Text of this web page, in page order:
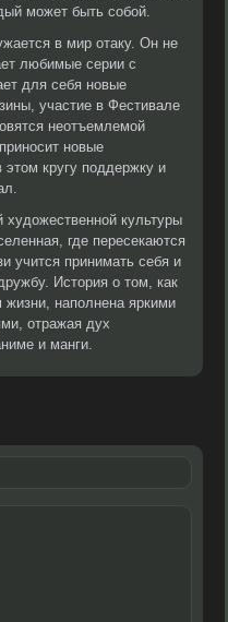
может быть собой.
в мир отаку. Он не
любимые серии с
для себя новые
участие в Фестивале
неотъемлемой
новые
этом кругу поддержку и
культуры
где пересекаются
учится принимать себя и
История о том, как
наполнена яркими
отражая дух
и манги.